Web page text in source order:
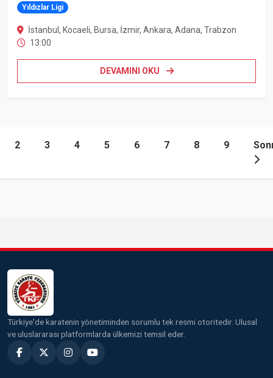
Yıldızlar Ligi
İstanbul, Kocaeli, Bursa, İzmir, Ankara, Adana, Trabzon
13:00
DEVAMINI OKU
2 3 4 5 6 7 8 9
Türkiye'de karatenin yönetiminden sorumlu tek resmi otoritedir. Ulusal
ve uluslararası platformlarda ülkemizi temsil eder.